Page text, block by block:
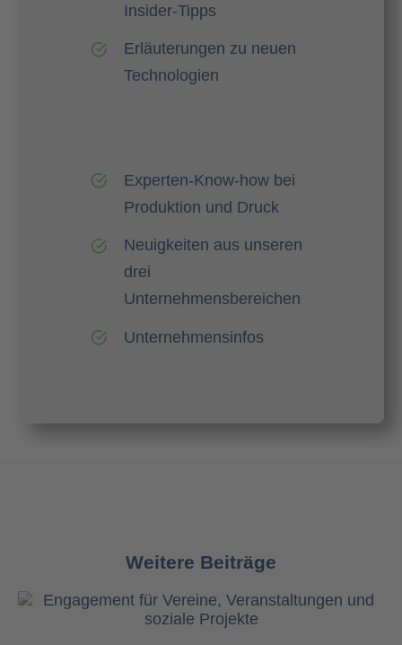
Insider-Tipps
Erläuterungen zu neuen
Technologien
Experten-Know-how bei
Produktion und Druck
Neuigkeiten aus unseren
drei
Unternehmensbereichen
Unternehmensinfos
Weitere Beiträge